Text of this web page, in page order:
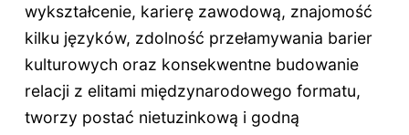
wykształcenie, karierę zawodową, znajomość
kilku języków, zdolność przełamywania barier
kulturowych oraz konsekwentne budowanie
relacji z elitami międzynarodowego formatu,
tworzy postać nietuzinkową i godną